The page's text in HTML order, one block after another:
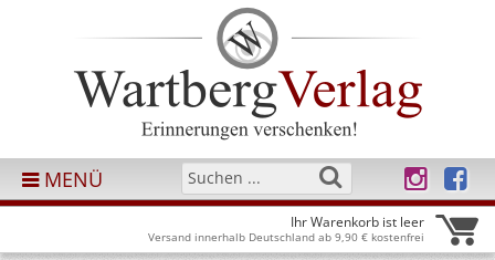
MENÜ
Ihr Warenkorb ist leer
Versand innerhalb Deutschland ab 9,90 € kostenfrei